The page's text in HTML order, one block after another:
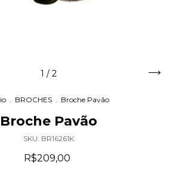
1 / 2
BROCHES Broche Pavão
Broche Pavão
SKU: BR16261K
R$209,00